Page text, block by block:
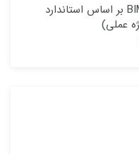
آموزش فرآیند BIM بر اساس استاندارد